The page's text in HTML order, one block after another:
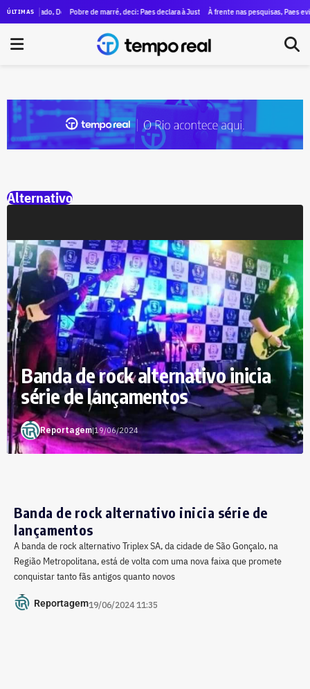
ÚLTIMAS
do estado, Douglas Ruas declara patrimônio de R$ 1,4 milhão à Justiça Eleitoral
Pobre de marré, deci: Paes declara à Justiça Eleitoral um patrimônio de
À frente nas pesquisas, Paes
Alternativo
Banda de rock alternativo inicia
série de lançamentos
Reportagem|19/06/2024
Banda de rock alternativo inicia série de
lançamentos
A banda de rock alternativo Triplex SA, da cidade de São Gonçalo, na
Região Metropolitana, está de volta com uma nova faixa que promete
conquistar tanto fãs antigos quanto novos
Reportagem19/06/2024 11:35